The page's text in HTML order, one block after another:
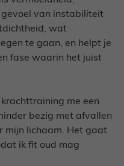
van instabiliteit
wat
te gaan, en helpt je
fase waarin het juist
me een
bezig met afvallen
mijn lichaam. Het gaat
ik fit oud mag